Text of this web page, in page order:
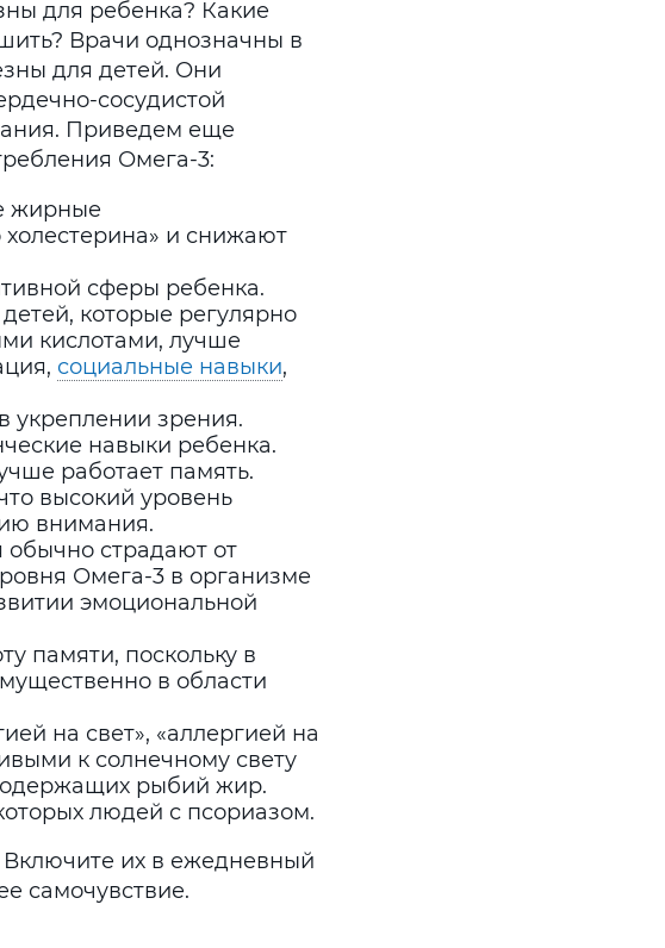
для ребенка? Какие
Врачи однозначны в
для детей. Они
сосудистой
Приведем еще
Омега-3:
жирные
и снижают
сферы ребенка.
которые регулярно
кислотами, лучше
социальные навыки,
укреплении зрения.
навыки ребенка.
работает память.
высокий уровень
внимания.
страдают от
Омега-3 в организме
эмоциональной
памяти, поскольку в
в области
на свет», «аллергией на
к солнечному свету
рыбий жир.
людей с псориазом.
их в ежедневный
самочувствие.